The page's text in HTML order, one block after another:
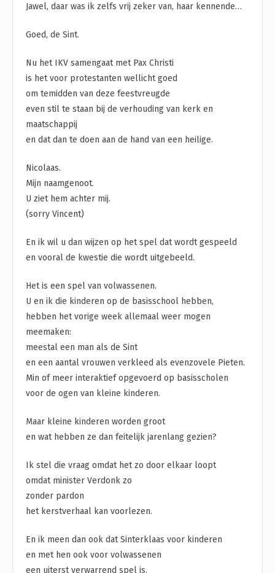
Jawel, daar was ik zelfs vrij zeker van, haar kennende…
Goed, de Sint.
Nu het IKV samengaat met Pax Christi
is het voor protestanten wellicht goed
om temidden van deze feestvreugde
even stil te staan bij de verhouding van kerk en
maatschappij
en dat dan te doen aan de hand van een heilige.
Nicolaas.
Mijn naamgenoot.
U ziet hem achter mij.
(sorry Vincent)
En ik wil u dan wijzen op het spel dat wordt gespeeld
en vooral de kwestie die wordt uitgebeeld.
Het is een spel van volwassenen.
U en ik die kinderen op de basisschool hebben,
hebben het vorige week allemaal weer mogen
meemaken:
meestal een man als de Sint
en een aantal vrouwen verkleed als evenzovele Pieten.
Min of meer interaktief opgevoerd op basisscholen
voor de ogen van kleine kinderen.
Maar kleine kinderen worden groot
en wat hebben ze dan feitelijk jarenlang gezien?
Ik stel die vraag omdat het zo door elkaar loopt
omdat minister Verdonk zo
zonder pardon
het kerstverhaal kan voorlezen.
En ik meen dan ook dat Sinterklaas voor kinderen
en met hen ook voor volwassenen
een uiterst verwarrend spel is.